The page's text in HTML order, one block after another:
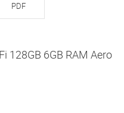
PDF
128GB 6GB RAM Aero